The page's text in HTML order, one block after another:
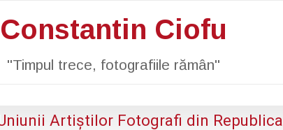
Constantin Ciofu
"Timpul trece, fotografiile rămân"
Artiştilor Fotografi din Republica